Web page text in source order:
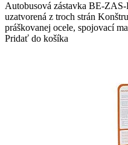
Autobusová zástavka BE-
uzatvorená z troch strán
práškovanej ocele, spojovací
Pridať do košíka